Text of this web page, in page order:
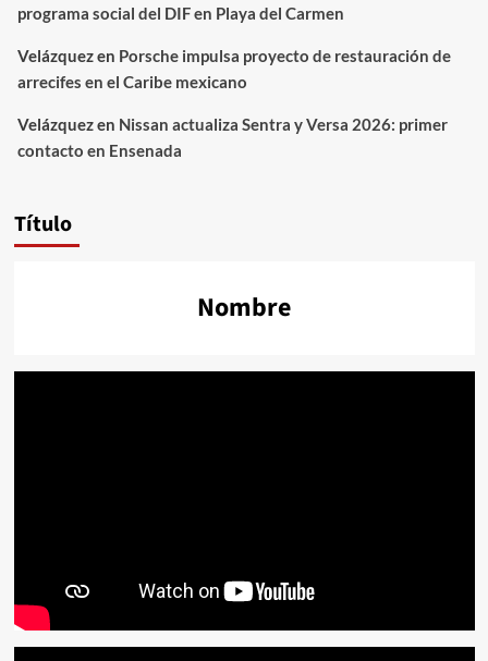
programa social del DIF en Playa del Carmen
Velázquezen Porsche impulsa proyecto de restauración de
arrecifes en el Caribe mexicano
Velázquezen Nissan actualiza Sentra y Versa 2026: primer
contacto en Ensenada
Título
Nombre